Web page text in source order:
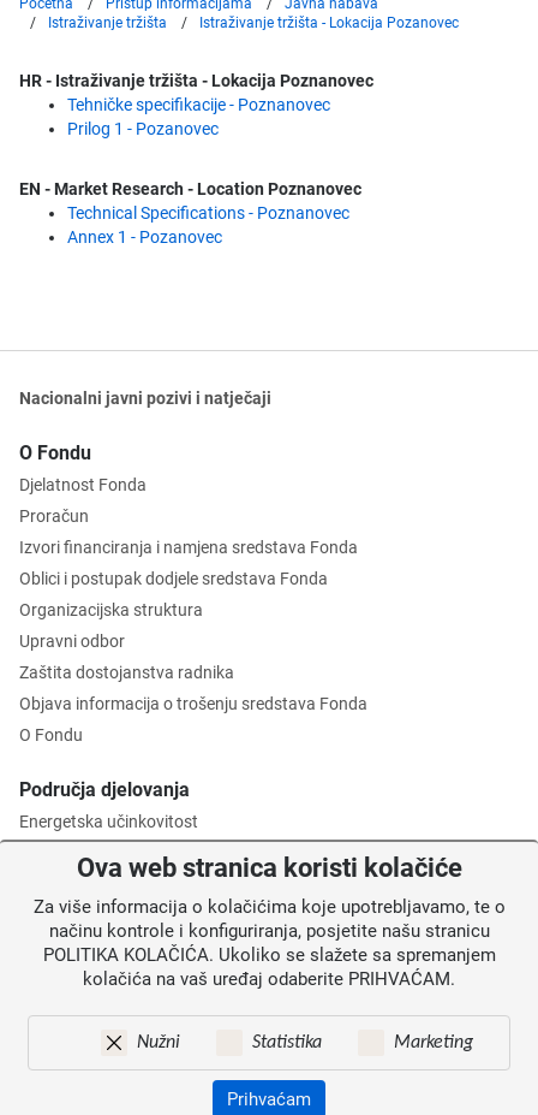
Početna Pristup informacijama
Javna nabava
Istraživanje tržišta
Istraživanje tržišta - Lokacija Pozanovec
HR - Istraživanje tržišta - Lokacija Poznanovec
Tehničke specifikacije - Poznanovec
Prilog 1 - Pozanovec
EN - Market Research - Location Poznanovec
Technical Specifications - Poznanovec
Annex 1 - Pozanovec
Nacionalni javni pozivi i natječaji
O Fondu
Djelatnost Fonda
Proračun
Izvori financiranja i namjena sredstava Fonda
Oblici i postupak dodjele sredstava Fonda
Organizacijska struktura
Upravni odbor
Zaštita dostojanstva radnika
Objava informacija o trošenju sredstava Fonda
O Fondu
Područja djelovanja
Energetska učinkovitost
Posredničko tijelo razine 2
Informacije za korisnike
Mapa weba
Ova web stranica koristi kolačiće
Za više informacija o kolačićima koje upotrebljavamo, te o
načinu kontrole i konfiguriranja, posjetite našu stranicu
POLITIKA KOLAČIĆA. Ukoliko se slažete sa spremanjem
kolačića na vaš uređaj odaberite PRIHVAĆAM.
Nužni Statistika Marketing
Prihvaćam